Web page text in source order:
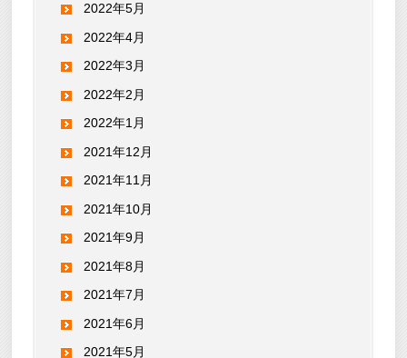
2022年5月
2022年4月
2022年3月
2022年2月
2022年1月
2021年12月
2021年11月
2021年10月
2021年9月
2021年8月
2021年7月
2021年6月
2021年5月